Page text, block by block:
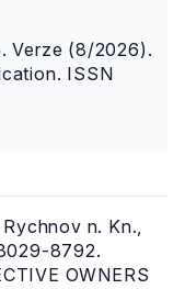
Verze (8/2026).
ISSN
n. Kn.,
8792.
OWNERS